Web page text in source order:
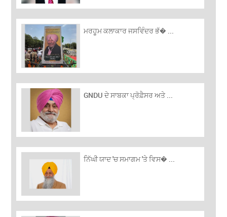
ਮਰਹੂਮ ਕਲਾਕਾਰ ਜਸਵਿੰਦਰ ਭੱ� ...
GNDU ਦੇ ਸਾਬਕਾ ਪ੍ਰੋਫ਼ੈਸਰ ਅਤੇ ...
ਨਿੱਘੀ ਯਾਦ 'ਚ ਸਮਾਗਮ 'ਤੇ ਵਿਸ� ...